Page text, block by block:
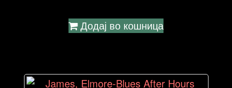
Додај во кошница